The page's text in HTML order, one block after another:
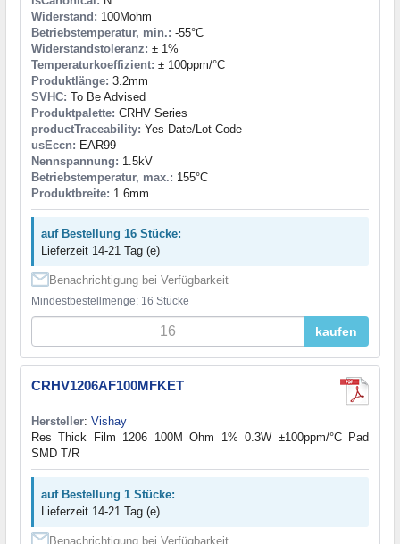
Widerstand: 100Mohm
Betriebstemperatur, min.: -55°C
Widerstandstoleranz: ± 1%
Temperaturkoeffizient: ± 100ppm/°C
Produktlänge: 3.2mm
SVHC: To Be Advised
Produktpalette: CRHV Series
productTraceability: Yes-Date/Lot Code
usEccn: EAR99
Nennspannung: 1.5kV
Betriebstemperatur, max.: 155°C
Produktbreite: 1.6mm
auf Bestellung 16 Stücke:
Lieferzeit 14-21 Tag (e)
Benachrichtigung bei Verfügbarkeit
Mindestbestellmenge: 16 Stücke
kaufen
CRHV1206AF100MFKET
Hersteller: Vishay
Res Thick Film 1206 100M Ohm 1% 0.3W ±100ppm/°C Pad
SMD T/R
auf Bestellung 1 Stücke:
Lieferzeit 14-21 Tag (e)
Benachrichtigung bei Verfügbarkeit